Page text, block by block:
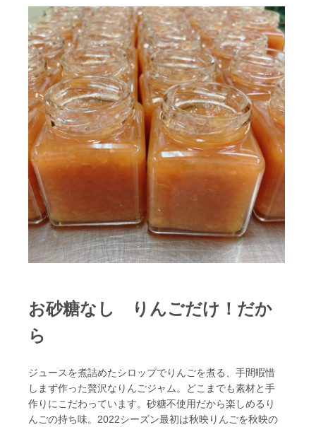
お砂糖なし りんごだけ！だか
ら
ジュースを煮詰めたシロップでりんごを煮る、手間暇惜
しまず作った贅沢なりんごジャム。どこまでも素材と手
作りにこだわっています。砂糖不使用だから楽しめるり
んごの持ち味。2022シーズン最初は秋映りんごを秋映の